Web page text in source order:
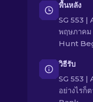
พื้นหลัง
SG 553 |
พฤษภาคม
Hunt
วิธีรับ
SG 553 |
อย่างไรก็